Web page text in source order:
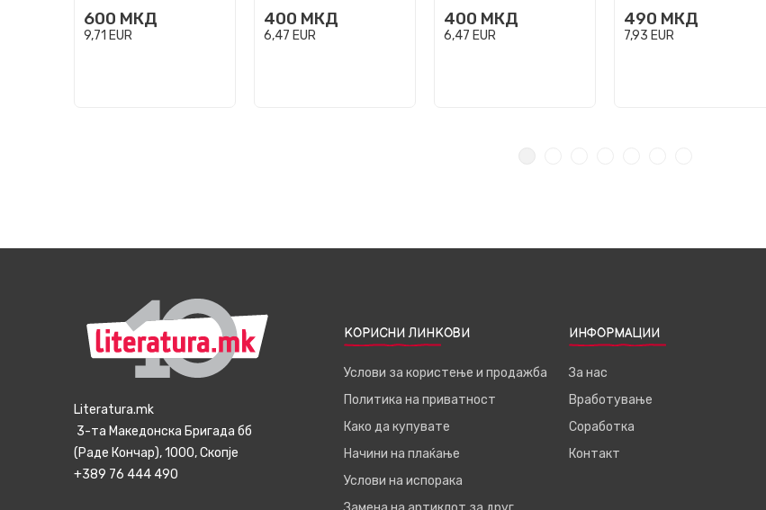
600 МКД
9,71 EUR
400 МКД
6,47 EUR
400 МКД
6,47 EUR
490 МКД
7,93 EUR
Literatura.mk
3-та Македонска Бригада бб
(Раде Кончар), 1000, Скопје
+389 76 444 490
КОРИСНИ ЛИНКОВИ
Услови за користење и продажба
Политика на приватност
Како да купувате
Начини на плаќање
Услови на испорака
ИНФОРМАЦИИ
За нас
Вработување
Соработка
Контакт